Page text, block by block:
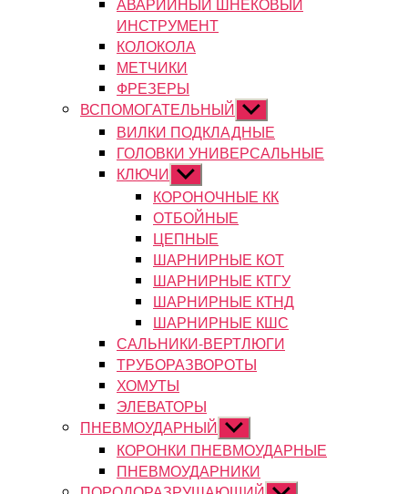
ИНСТРУМЕНТ
КОЛОКОЛА
МЕТЧИКИ
ФРЕЗЕРЫ
ВСПОМОГАТЕЛЬНЫЙ Показывать
подменю
ВИЛКИ ПОДКЛАДНЫЕ
ГОЛОВКИ УНИВЕРСАЛЬНЫЕ
КЛЮЧИ Показывать
подменю
КОРОНОЧНЫЕ КК
ОТБОЙНЫЕ
ЦЕПНЫЕ
ШАРНИРНЫЕ КОТ
ШАРНИРНЫЕ КТГУ
ШАРНИРНЫЕ КТНД
ШАРНИРНЫЕ КШС
САЛЬНИКИ-ВЕРТЛЮГИ
ТРУБОРАЗВОРОТЫ
ХОМУТЫ
ЭЛЕВАТОРЫ
ПНЕВМОУДАРНЫЙ Показывать
подменю
КОРОНКИ ПНЕВМОУДАРНЫЕ
ПНЕВМОУДАРНИКИ